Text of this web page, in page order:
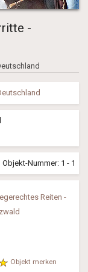
-
Objekt-Nummer: 1 - 1
Objekt merken